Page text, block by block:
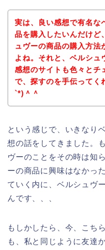
実は、良い感想で有名な
品を購入したいんだけど
ュヴーの商品の購入方法
よね。それと、ベルシュ
感想のサイトも色々とチ
で、探すのを手伝ってく
`*)＾＾
という感じで、いきなり
想の話をしてきました。
ヴーのことをその時は知
ーの商品に興味はなかっ
ていく内に、ベルシュヴ
んです、、、
もしかしたら、今、こち
も、私と同じように友達